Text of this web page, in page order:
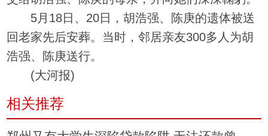
5月18日、20日，胡浩强、陈庚的遗体被送
回老家先后安葬。当时，邻居亲友300多人为胡
浩强、陈庚送行。
(大河报)
相关推荐